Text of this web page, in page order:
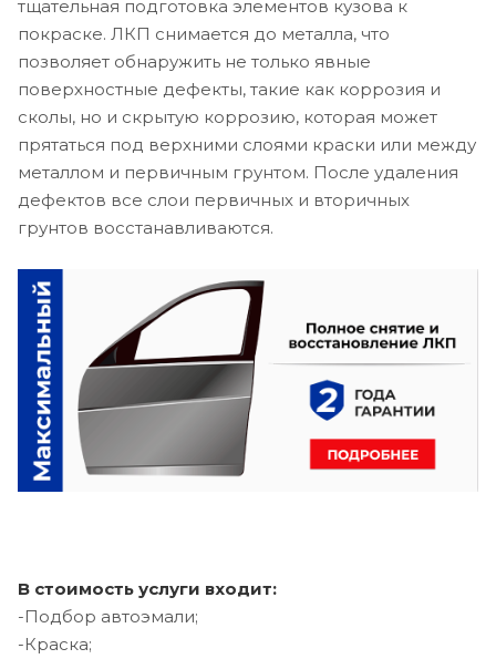
тщательная подготовка элементов кузова к
покраске. ЛКП снимается до металла, что
позволяет обнаружить не только явные
поверхностные дефекты, такие как коррозия и
сколы, но и скрытую коррозию, которая может
прятаться под верхними слоями краски или между
металлом и первичным грунтом. После удаления
дефектов все слои первичных и вторичных
грунтов восстанавливаются.
В стоимость услуги входит:
-Подбор автоэмали;
-Краска;